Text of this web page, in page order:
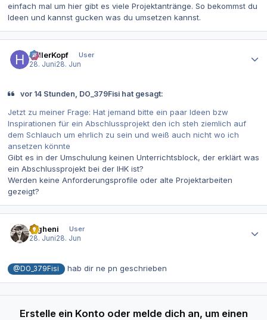
einfach mal um hier gibt es viele Projektantränge. So bekommst du
Ideen und kannst gucken was du umsetzen kannst.
hellerKopf
User
28. Juni28. Jun
vor 14 Stunden, DO_379Fisi hat gesagt:
Jetzt zu meiner Frage: Hat jemand bitte ein paar Ideen bzw
Inspirationen für ein Abschlussprojekt den ich steh ziemlich auf
dem Schlauch um ehrlich zu sein und weiß auch nicht wo ich
ansetzen könnte
Gibt es in der Umschulung keinen Unterrichtsblock, der erklärt was
ein Abschlussprojekt bei der IHK ist?
Werden keine Anforderungsprofile oder alte Projektarbeiten
gezeigt?
efgheni
User
28. Juni28. Jun
@DO_379Fisi hab dir ne pn geschrieben
Erstelle ein Konto oder melde dich an, um einen